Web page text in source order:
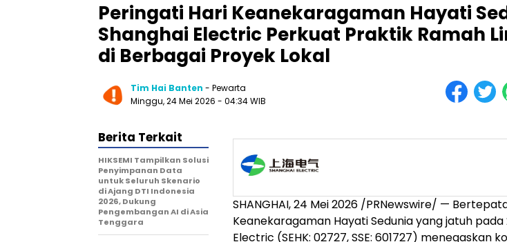
Peringati Hari Keanekaragaman Hayati
Shanghai Electric Perkuat Praktik Ramah
di Berbagai Proyek Lokal
Tim Hai Banten - Pewarta
Minggu, 24 Mei 2026 - 04:34 WIB
SHANGHAI, 24 Mei 2026 /PRNewswire/ —
Keanekaragaman Hayati Sedunia yang jatuh pada
Electric (SEHK: 02727, SSE: 601727) menegaskan
Berita Terkait
HIKSEMI Tampilkan Solusi
Penyimpanan Data
untuk Seluruh Skenario
di Ajang DTI Indonesia
2026, Dukung
Pengembangan AI di Asia
Tenggara